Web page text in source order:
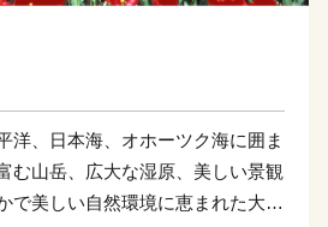
洋、日本海、オホーツク海に囲ま
む山岳、広大な湿原、美しい景観
で美しい自然環境に恵まれた大地